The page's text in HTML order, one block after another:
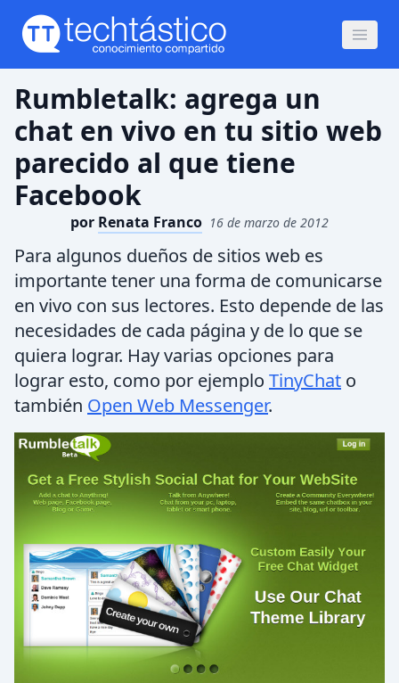
Rumbletalk: agrega un
chat en vivo en tu sitio web
parecido al que tiene
Facebook
por Renata Franco 16 de marzo de 2012
Para algunos dueños de sitios web es
importante tener una forma de comunicarse
en vivo con sus lectores. Esto depende de las
necesidades de cada página y de lo que se
quiera lograr. Hay varias opciones para
lograr esto, como por ejemplo TinyChat o
también Open Web Messenger.